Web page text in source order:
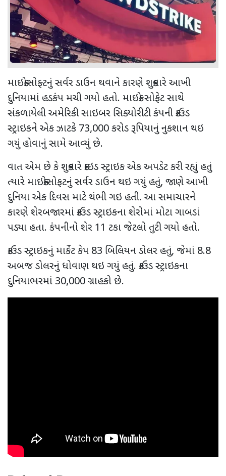
માઇક્રોસોફ્ટનું સર્વર ડાઉન થવાને કારણે શુક્રવારે આખી
દુનિયામાં હડકંપ મચી ગયો હતો. માઇક્રો સોફેટ સાથે
સંકળાયેલી અમેરિકી સાઇબર સિક્યોરીટી કંપની ક્રાઉડ
સ્ટ્રાઇકને એક ઝાટકે 73,000 કરોડ રૂપિયાનું નુકશાન થઇ
ગયું હોવાનું સામે આવ્યું છે.
વાત એમ છે કે શુક્રવારે ક્રાઇડ સ્ટ્રાઇક એક અપડેટ કરી રહ્યું હતું
ત્યારે માઇક્રોસોફટનું સર્વર ડાઉન થઇ ગયું હતું, જાણે આખી
દુનિયા એક દિવસ માટે થંભી ગઇ હતી. આ સમાચારને
કારણે શેરબજારમાં ક્રાઉડ સ્ટ્રાઇકના શેરોમાં મોટા ગાબડાં
પડ્યા હતા. કંપનીનો શેર 11 ટકા જેટલો તુટી ગયો હતો.
ક્રાઉડ સ્ટ્રાઇકનું માર્કેટ કેપ 83 બિલિયન ડોલર હતું, જેમાં 8.8
અબજ ડોલરનું ધોવાણ થઇ ગયું હતું. ક્રાઉડ સ્ટ્રાઇકના
દુનિયાભરમાં 30,000 ગ્રાહકો છે.